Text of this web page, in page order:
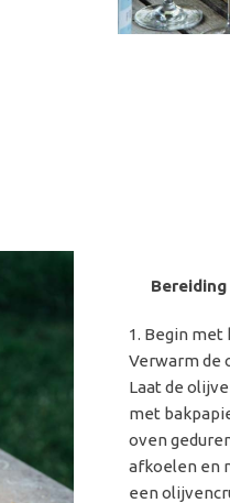
Bereiding
Begin met
Verwarm de
Laat de
met
oven
afkoelen en
een